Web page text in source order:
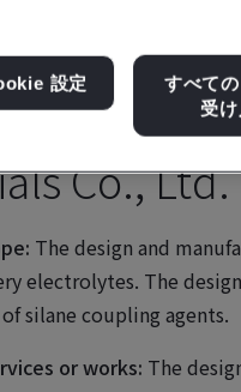
New
Co., Ltd.
The design and
electrolytes. The
silane coupling agents.
or works: The
設定
すべて
受